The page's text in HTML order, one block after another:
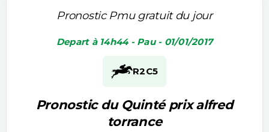
Pronostic Pmu gratuit du jour
Depart à 14h44 - Pau - 01/01/2017
R2C5
Pronostic du Quinté prix alfred
torrance